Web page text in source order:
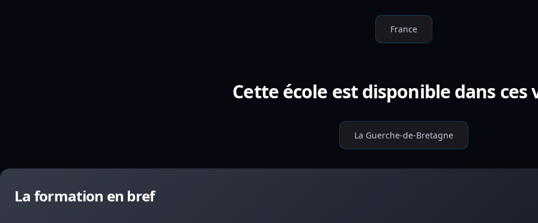
France
Cette école est disponible dans ces
La Guerche-de-Bretagne
La formation en bref